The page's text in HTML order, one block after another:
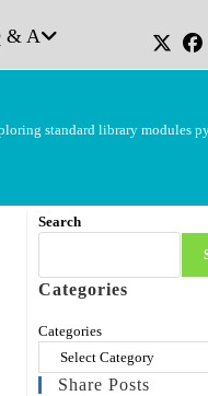
& A
standard library modules
Search
Categories
Categories
Share Posts